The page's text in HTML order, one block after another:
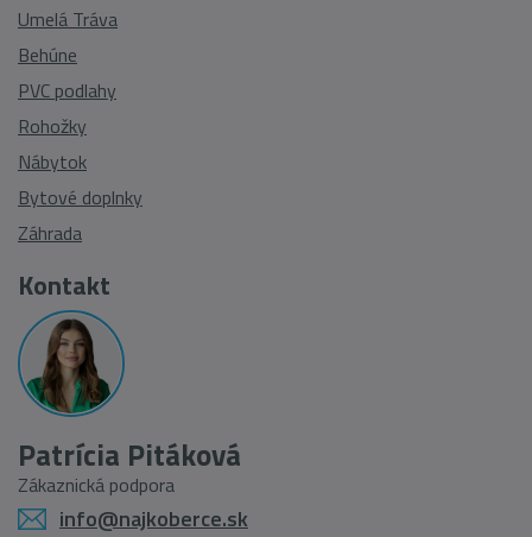
Umelá Tráva
Behúne
PVC podlahy
Rohožky
Nábytok
Bytové doplnky
Záhrada
Kontakt
Patrícia Pitáková
Zákaznická podpora
info@najkoberce.sk